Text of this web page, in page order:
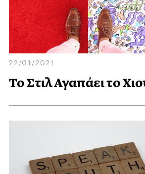
22/01/2021
Το Στιλ Αγαπάει το